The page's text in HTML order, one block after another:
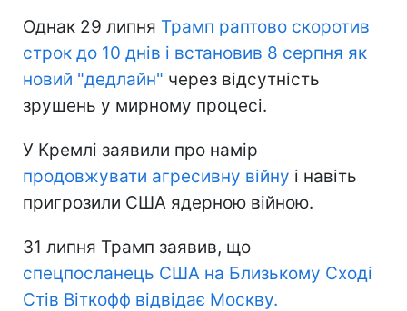
Однак 29 липня Трамп раптово скоротив
строк до 10 днів і встановив 8 серпня як
новий "дедлайн" через відсутність
зрушень у мирному процесі.
У Кремлі заявили про намір
продовжувати агресивну війну і навіть
пригрозили США ядерною війною.
31 липня Трамп заявив, що
спецпосланець США на Близькому Сході
Стів Віткофф відвідає Москву.